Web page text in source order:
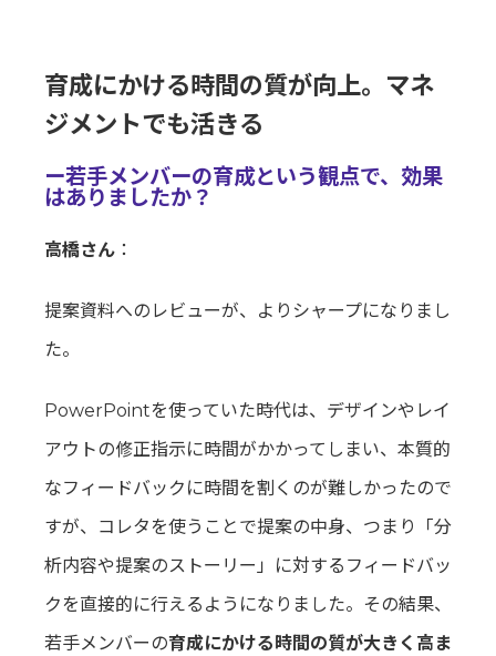
育成にかける時間の質が向上。マネ
ジメントでも活きる
ー若手メンバーの育成という観点で、効果
はありましたか？
高橋さん ：
提案資料へのレビューが、よりシャープになりまし
た。
PowerPointを使っていた時代は、デザインやレイ
アウトの修正指示に時間がかかってしまい、本質的
なフィードバックに時間を割くのが難しかったので
すが、コレタを使うことで提案の中身、つまり「分
析内容や提案のストーリー」に対するフィードバッ
クを直接的に行えるようになりました。その結果、
若手メンバーの育成にかける時間の質が大きく高ま